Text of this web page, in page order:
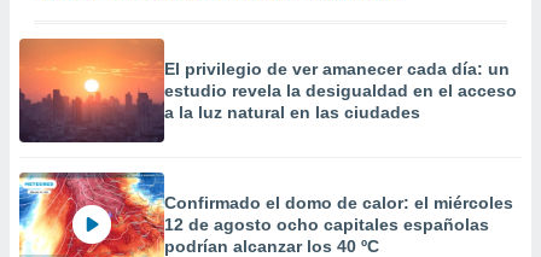
El privilegio de ver amanecer cada día: un
estudio revela la desigualdad en el acceso
a la luz natural en las ciudades
Confirmado el domo de calor: el miércoles
12 de agosto ocho capitales españolas
podrían alcanzar los 40 ºC